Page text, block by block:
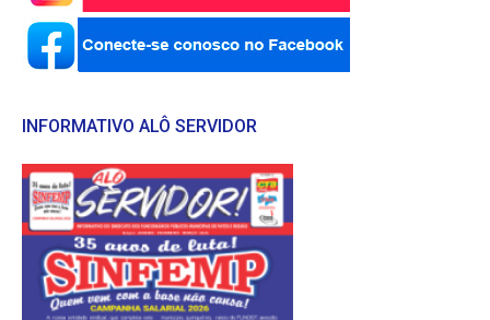
INFORMATIVO ALÔ SERVIDOR